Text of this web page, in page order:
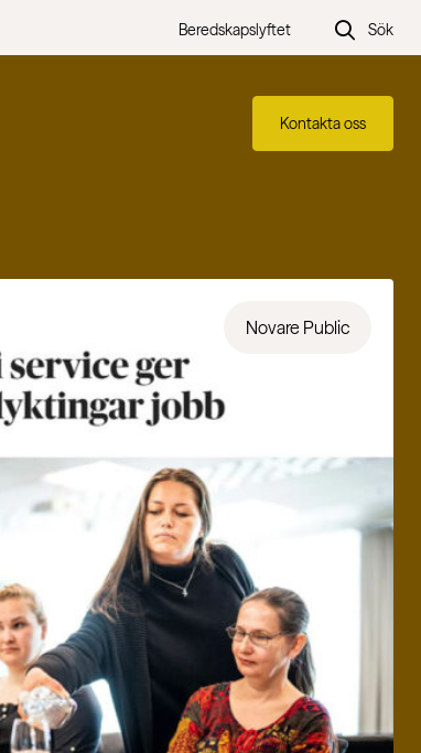
Beredskapslyftet Sök
Kontakta oss
Novare Public